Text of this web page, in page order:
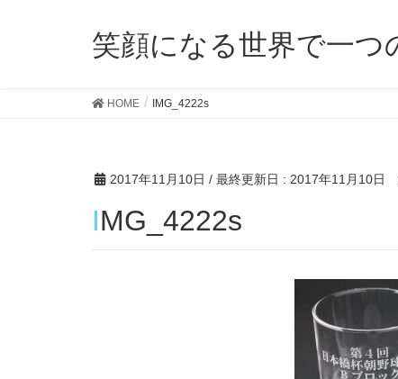
笑顔になる世界で一つ
HOME IMG_4222s
2017年11月10日 / 最終更新日 : 2017年11月10日
IMG_4222s